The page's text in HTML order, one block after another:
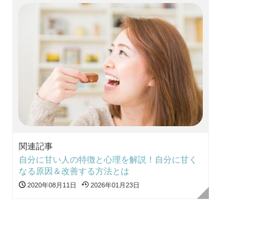
関連記事
自分に甘い人の特徴と心理を解説！自分に甘く
なる原因＆改善する方法とは
2020年08月11日 2026年01月23日